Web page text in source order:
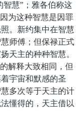
智慧”；雅各伯称这
为这种智慧是因罪
。新约集中在智慧
师傅；但保禄正式
天主的种种智慧。
解释大致相同，但
宇宙和默感的圣
多次等于天主的计
懂得的，天主借以